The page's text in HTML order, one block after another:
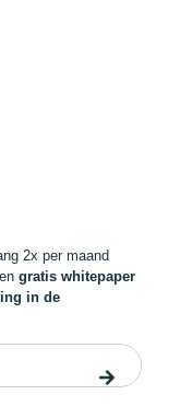
2x per maand
gratis whitepaper
in de